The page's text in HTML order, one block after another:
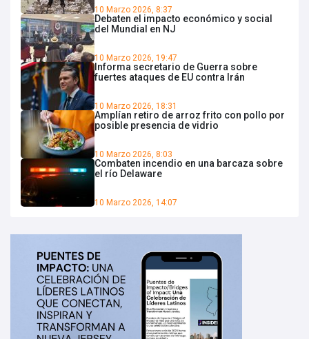
10 Marzo 2026, 8:37
Debaten el impacto económico y social
del Mundial en NJ
10 Marzo 2026, 19:47
Informa secretario de Guerra sobre
fuertes ataques de EU contra Irán
10 Marzo 2026, 18:31
Amplían retiro de arroz frito con pollo por
posible presencia de vidrio
10 Marzo 2026, 8:03
Combaten incendio en una barcaza sobre
el río Delaware
10 Marzo 2026, 14:07